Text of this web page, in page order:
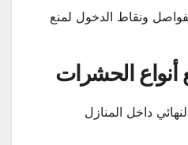
ونقاط الدخول لمنع
أنواع الحشرات
داخل المنازل